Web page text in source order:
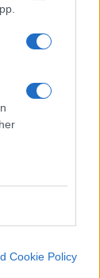
Cookie Policy
riprodurre